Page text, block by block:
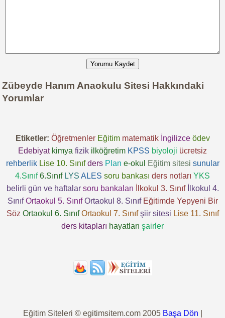
Yorumu Kaydet
Zübeyde Hanım Anaokulu Sitesi Hakkındaki
Yorumlar
Etiketler: Öğretmenler Eğitim matematik İngilizce ödev
Edebiyat kimya fizik ilköğretim KPSS biyoloji ücretsiz
rehberlik Lise 10. Sınıf ders Plan e-okul Eğitim sitesi sunular
4.Sınıf 6.Sınıf LYS ALES soru bankası ders notları YKS
belirli gün ve haftalar soru bankaları İlkokul 3. Sınıf
İlkokul 4.
Sınıf Ortaokul 5. Sınıf Ortaokul 8. Sınıf Eğitimde Yepyeni Bir
Söz Ortaokul 6. Sınıf Ortaokul 7. Sınıf şiir sitesi Lise 11. Sınıf
ders kitapları hayatları şairler
Eğitim Siteleri © egitimsitem.com 2005 Başa Dön